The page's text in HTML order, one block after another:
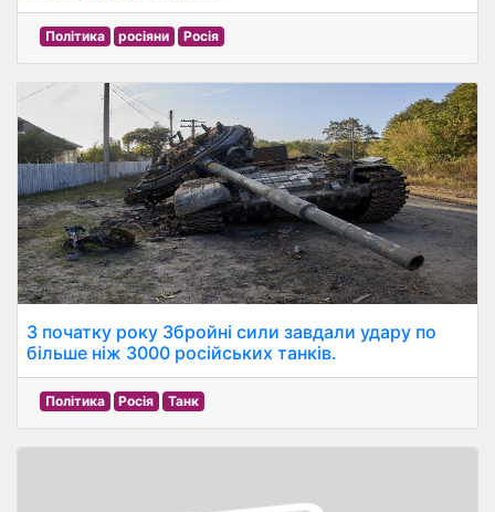
Політика росіяни Росія
З початку року Збройні сили завдали удару по
більше ніж 3000 російських танків.
Політика Росія Танк